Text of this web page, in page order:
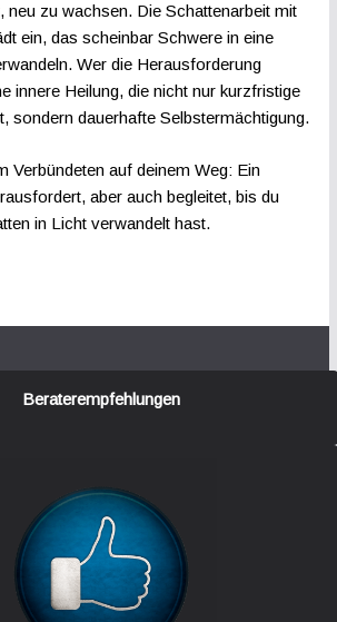
neu zu wachsen. Die Schattenarbeit mit
ein, das scheinbar Schwere in eine
Wer die Herausforderung
innere Heilung, die nicht nur kurzfristige
sondern dauerhafte Selbstermächtigung.
Verbündeten auf deinem Weg: Ein
aber auch begleitet, bis du
in Licht verwandelt hast.
Beraterempfehlungen